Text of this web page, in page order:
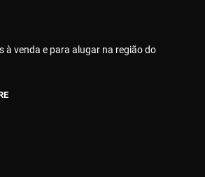
à venda e para alugar na região do